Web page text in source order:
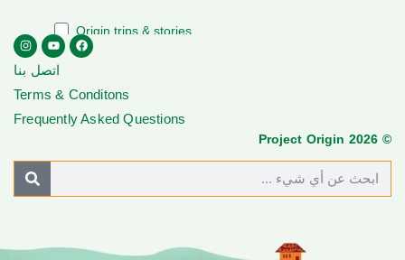
اتصل بنا
Terms & Conditons
Frequently Asked Questions
© Project Origin 2026